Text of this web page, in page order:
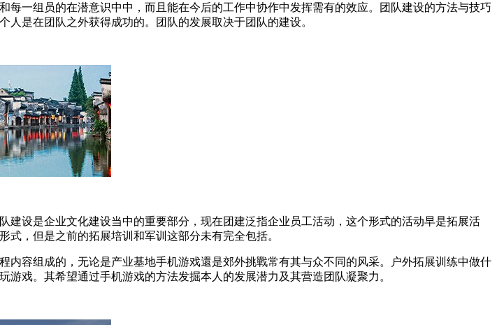
一组员的在潜意识中中，而且能在今后的工作中协作中发挥需有的效应。团队建设的方法与技巧
是在团队之外获得成功的。团队的发展取决于团队的建设。
设是企业文化建设当中的重要部分，现在团建泛指企业员工活动，这个形式的活动早是拓展活
，但是之前的拓展培训和军训这部分未有完全包括。
容组成的，无论是产业基地手机游戏還是郊外挑戰常有其与众不同的风采。户外拓展训练中做什
戏。其希望通过手机游戏的方法发掘本人的发展潜力及其营造团队凝聚力。